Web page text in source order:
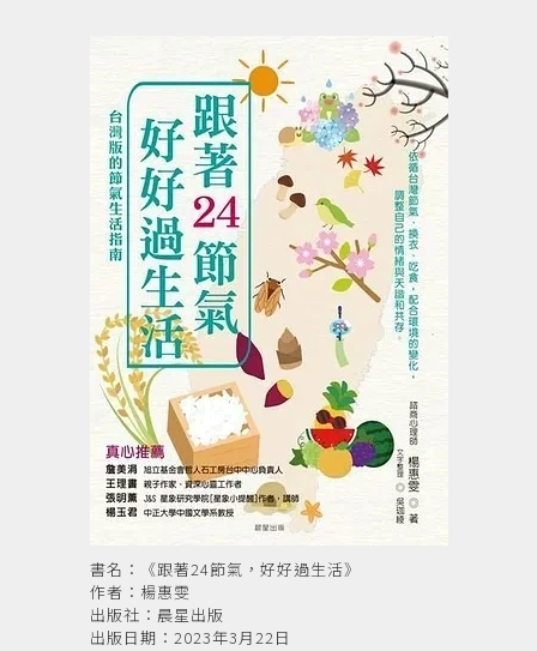
書名：《跟著24節氣，好好過生活》
作者：楊惠雯
出版社：晨星出版
出版日期：2023年3月22日